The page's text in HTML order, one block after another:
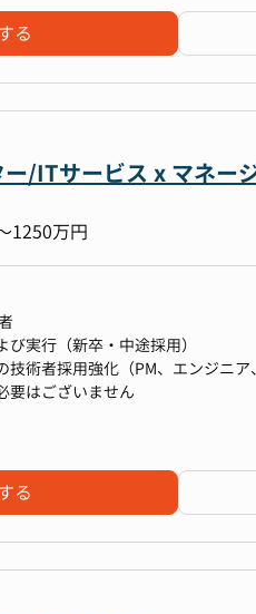
強化
力して仕事をする志向性のメンバ
歴に関わらず成果と実力を正当
の管理・運営を行っていただきます
務規定の整備や見直しを行い、
人事労務部門の責任者として活躍
、管理部門の強化を図っているフ
トとして、会社の成長に大きく貢
修、人事企画など人事業務全般に
アパスを描くことができます。
る
/ITサービス x マネー
1250万円
び実行（新卒・中途採用）
技術者採用強化（PM、エンジニア
採用KPIマネジメント
施策の企画・実施
レクトリクルーティング、エージ
要はございません
タリング経験
の採用経験
の豊富な経験
る